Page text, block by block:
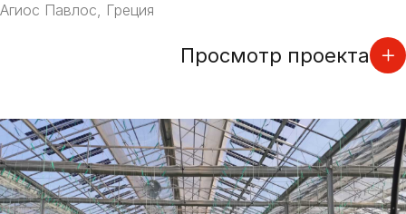
Агиос Павлос, Греция
Просмотр проекта